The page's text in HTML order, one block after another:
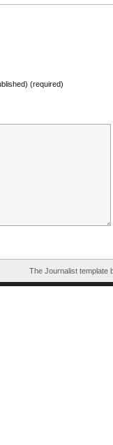
(required)
The Journalist template